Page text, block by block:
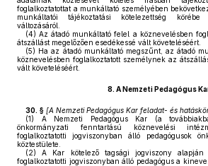
foglalkoztatottat a munkáltató személyében
munkáltatói tájékoztatási kötelezettség körébe
változásáról.
(4) Az átadó munkáltató felel a köznevelésben
átszállást megelőzően esedékessé vált követeléséért.
(5) Ha az átadó munkáltató megszűnt, az átadó
köznevelésben foglalkoztatott személynek az
vált követeléséért.
8. A Nemzeti Pedagógus
30. § [A Nemzeti Pedagógus Kar feladat- és
(1) A Nemzeti Pedagógus Kar (a
önkormányzati fenntartású köznevelési
foglalkoztatotti jogviszonyban álló pedagógusok
köztestülete.
(2) A Kar kötelező tagsági jogviszony alapján
foglalkoztatotti jogviszonyban álló pedagógus a